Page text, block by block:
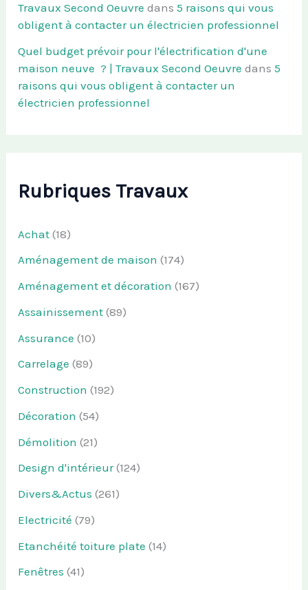
Travaux Second Oeuvre dans5 raisons qui vous
obligent à contacter un électricien professionnel
Quel budget prévoir pour l'électrification d'une
maison neuve ? | Travaux Second Oeuvre dans5
raisons qui vous obligent à contacter un
électricien professionnel
Rubriques Travaux
Achat (18)
Aménagement de maison (174)
Aménagement et décoration (167)
Assainissement (89)
Assurance (10)
Carrelage (89)
Construction (192)
Décoration (54)
Démolition (21)
Design d'intérieur(124)
Divers&Actus (261)
Electricité (79)
Etanchéité toiture plate (14)
Fenêtres (41)